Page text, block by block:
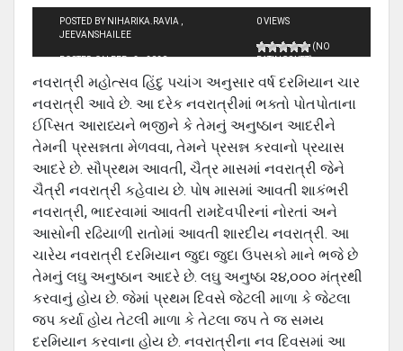
POSTED BY NIHARIKA.RAVIA ,
JEEVANSHAILEE
POSTED ON FEB - 3 - 2020
0 VIEWS
(NO
RATINGS YET)
નવરાત્રી મહોત્સવ હિંદુ પચાંગ અનુસાર વર્ષ દરમિયાન ચાર
નવરાત્રી આવે છે. આ દરેક નવરાત્રીમાં ભક્તો પોતપોતાના
ઈપ્સિત આરાધ્યને ભજીને કે તેમનું અનુષ્ઠાન આદરીને
તેમની પ્રસન્નતા મેળવવા, તેમને પ્રસન્ન કરવાનો પ્રયાસ
આદરે છે. સૌપ્રથમ આવતી, ચૈત્ર માસમાં નવરાત્રી જેને
ચૈત્રી નવરાત્રી કહેવાય છે. પોષ માસમાં આવતી શાકંભરી
નવરાત્રી, ભાદરવામાં આવતી રામદેવપીરનાં નોરતાં અને
આસોની રઢિયાળી રાતોમાં આવતી શારદીય નવરાત્રી. આ
ચારેય નવરાત્રી દરમિયાન જુદા જુદા ઉપસકો માને ભજે છે
તેમનું લઘુ અનુષ્ઠાન આદરે છે. લઘુ અનુષ્ઠા ૨૪,૦૦૦ મંત્રથી
કરવાનું હોય છે. જેમાં પ્રથમ દિવસે જેટલી માળા કે જેટલા
જપ કર્યા હોય તેટલી માળા કે તેટલા જપ તે જ સમય
દરમિયાન કરવાના હોય છે. નવરાત્રીના નવ દિવસમાં આ